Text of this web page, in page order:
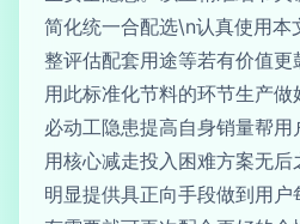
简化统一合配选\n认真使用本
整评估配套用途等若有价值
用此标准化节料的环节生产
必动工隐患提高自身销量帮
用核心减走投入困难方案无
明显提供具正向手段做到用户